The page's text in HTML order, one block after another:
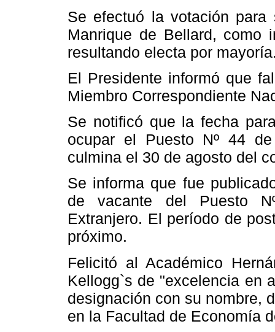
Se efectuó la votación
Manrique de Bellard, como
resultando electa por
El Presidente informó que
Miembro Correspondiente
Se notificó que la fecha
ocupar el Puesto Nº 44 de
culmina el 30 de agosto del
Se informa que fue
de vacante del Puesto
Extranjero. El período de
próximo.
Felicitó al Académico
Kellogg`s de "excelencia en
designación con su nombre,
en la Facultad de Economía